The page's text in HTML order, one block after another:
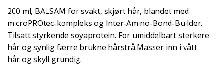
200 ml, BALSAM for svakt, skjørt hår, blandet med
microPROtec-kompleks og Inter-Amino-Bond-Builder.
Tilsatt styrkende soyaprotein. For umiddelbart sterkere
hår og synlig færre brukne hårstrå.Masser inn i vått
hår og skyll grundig.